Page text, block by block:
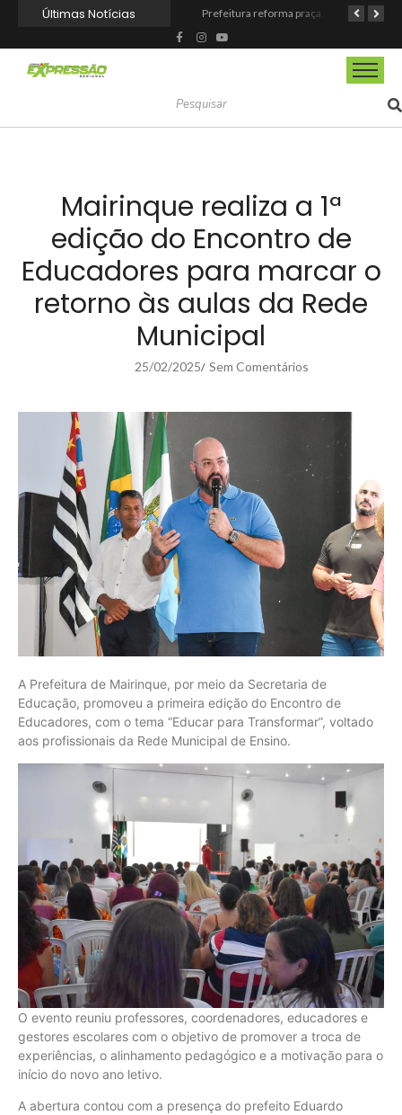
Últimas Notícias Prefeitura inaugura Espaço Motoboy na Aldeia da Serra e amplia rede de apoio à categoria
Mairinque realiza a 1ª
edição do Encontro de
Educadores para marcar o
retorno às aulas da Rede
Municipal
25/02/2025/ Sem Comentários
A Prefeitura de Mairinque, por meio da Secretaria de
Educação, promoveu a primeira edição do Encontro de
Educadores, com o tema “Educar para Transformar”, voltado
aos profissionais da Rede Municipal de Ensino.
O evento reuniu professores, coordenadores, educadores e
gestores escolares com o objetivo de promover a troca de
experiências, o alinhamento pedagógico e a motivação para o
início do novo ano letivo.
A abertura contou com a presença do prefeito Eduardo